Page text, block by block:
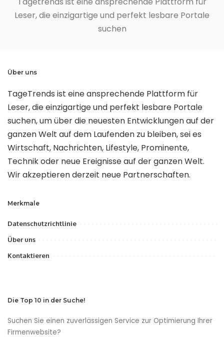
Leser, die einzigartige und perfekt lesbare Portale
suchen
Über uns
TageTrends ist eine ansprechende Plattform für
Leser, die einzigartige und perfekt lesbare Portale
suchen, um über die neuesten Entwicklungen auf der
ganzen Welt auf dem Laufenden zu bleiben, sei es
Wirtschaft, Nachrichten, Lifestyle, Prominente,
Technik oder neue Ereignisse auf der ganzen Welt.
Wir akzeptieren derzeit neue Partnerschaften.
Merkmale
Datenschutzrichtlinie
Über uns
Kontaktieren
Die Top 10 in der Suche!
Suchen Sie einen zuverlässigen Service zur Optimierung Ihrer
Firmenwebsite?